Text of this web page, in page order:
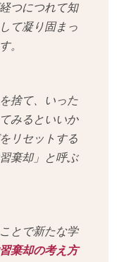
つにつれて知
て凝り固まっ
。
捨て、いった
みるといいか
リセットする
棄却」と呼ぶ
とで新たな学
棄却の考え方